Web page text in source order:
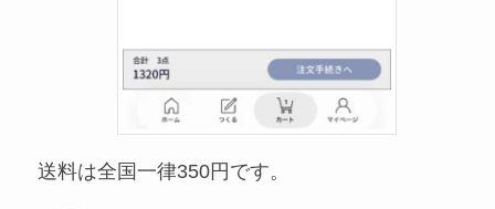
送料は全国一律350円です。